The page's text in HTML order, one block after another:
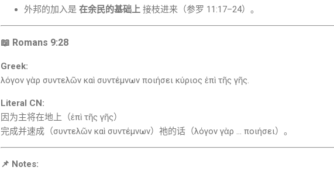
外邦的加入是 在余民的基础上 接枝进来（参罗 11:17–24）。
📖 Romans 9:28
Greek:
λόγον γὰρ συντελῶν καὶ συντέμνων ποιήσει κύριος ἐπὶ τῆς γῆς.
Literal CN:
因为主将在地上（ἐπὶ τῆς γῆς）
完成并速成（συντελῶν καὶ συντέμνων）祂的话（λόγον γὰρ ... ποιήσει）。
📌 Notes: